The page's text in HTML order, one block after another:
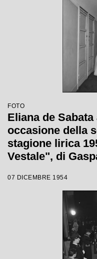
FOTO
Eliana de
occasione della
stagione lirica
Vestale", di
Visconti
07 DICEMBRE 1954